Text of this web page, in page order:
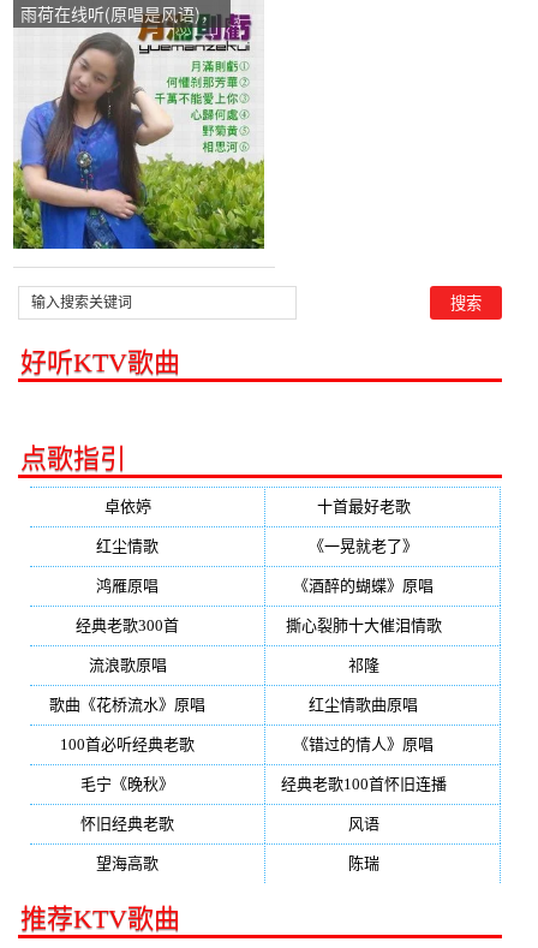
雨荷在线听(原唱是风语)，
无语演唱点播:47次
好听KTV歌曲
点歌指引
卓依婷(350) 十首最好老歌(300)
红尘情歌 《一晃就老了》
鸿雁原唱 《酒醉的蝴蝶》原唱
经典老歌300首 撕心裂肺十大催泪情歌(195)
流浪歌原唱 祁隆(188)
歌曲《花桥流水》原唱 红尘情歌曲原唱
100首必听经典老歌 《错过的情人》原唱
毛宁《晚秋》 经典老歌100首怀旧连播(134)
怀旧经典老歌 风语(132)
望海高歌 陈瑞(128)
推荐KTV歌曲